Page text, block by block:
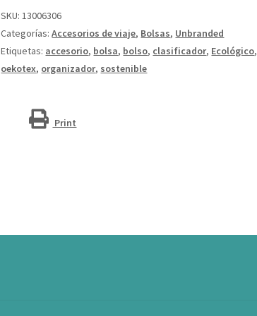
de
3
l
ecológica
SKU:13006306
Categorías:Accesorios de viaje, Bolsas, Unbranded
Etiquetas: accesorio, bolsa, bolso, clasificador, Ecológico,
oekotex, organizador, sostenible
Print